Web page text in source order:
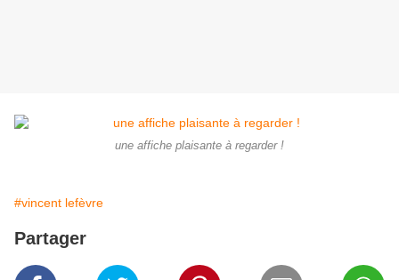
une affiche plaisante à regarder !
#vincent lefèvre
Partager